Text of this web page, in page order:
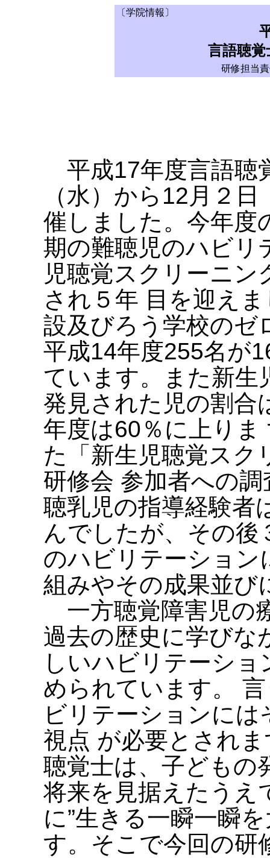
〔学院情報〕
言語聴
研修担当
平成17年度言語聴
（水）から12月２
催しました。今年度
期の難聴児のハビリ
児聴覚スクリーニ
され５年 目を迎え
設及びろう学校のゼ
平成14年度255名が
ています。また新生
発見された児の割合
年度は60％に上りま
た「新生児聴覚スク
研修会 参加者への
聴乳児の指導経験者
んでしたが、その後
のハビリテーション
組みやその成果並び
一方聴覚障害児の
過去の歴史に学びな
しいハビリテーシ
められています。
ビリテーションに
視点 が必要とされ
聴覚士は、子どもの
将来を見据えたうえ
に”生きる一瞬一瞬
す。そこで今回の研